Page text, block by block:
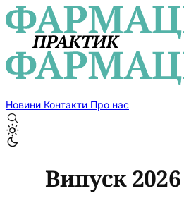
Новини Контакти Про нас
Випуск 2026